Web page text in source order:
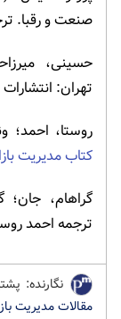
صنعت و رقبا.
حسینی،
تهران:
روستا، احمد؛
کتاب مدیریت
ترجمه احمد
نگارنده:
مقالات مدیریت